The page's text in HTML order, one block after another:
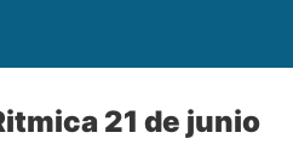
21 de junio